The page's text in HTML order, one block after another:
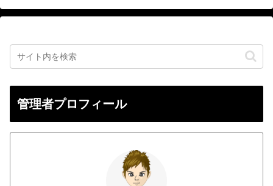
管理者プロフィール